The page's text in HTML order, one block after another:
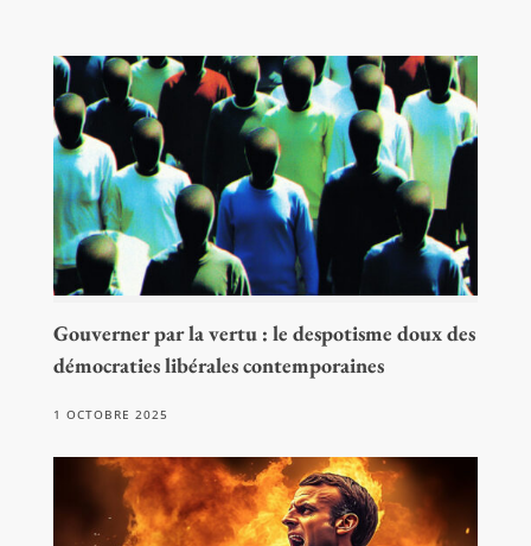
Gouverner par la vertu : le despotisme doux des
démocraties libérales contemporaines
1 OCTOBRE 2025